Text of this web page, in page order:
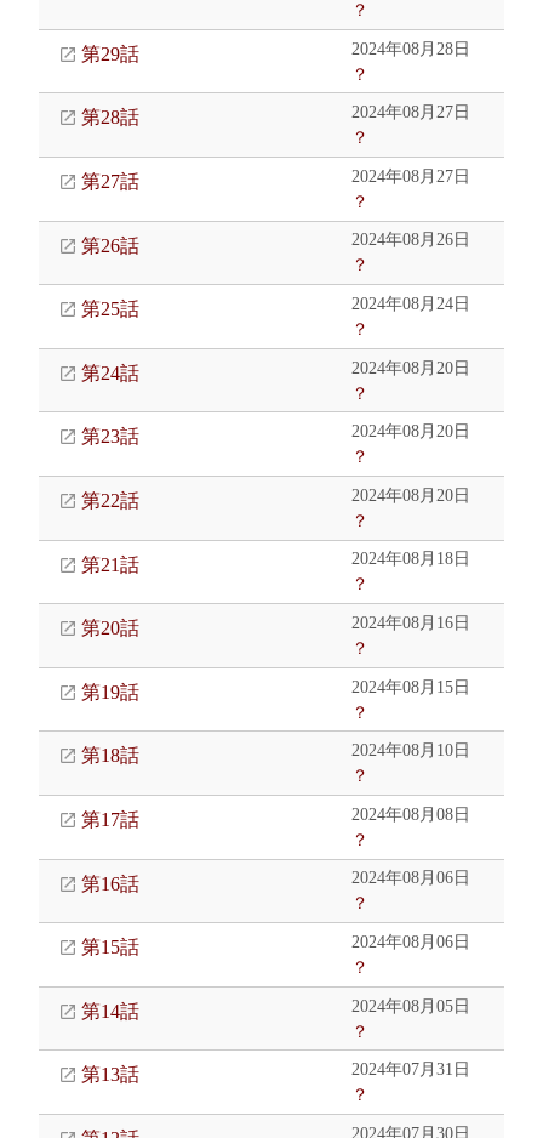
？
第29話
2024年08月28日
？
第28話
2024年08月27日
？
第27話
2024年08月27日
？
第26話
2024年08月26日
？
第25話
2024年08月24日
？
第24話
2024年08月20日
？
第23話
2024年08月20日
？
第22話
2024年08月20日
？
第21話
2024年08月18日
？
第20話
2024年08月16日
？
第19話
2024年08月15日
？
第18話
2024年08月10日
？
第17話
2024年08月08日
？
第16話
2024年08月06日
？
第15話
2024年08月06日
？
第14話
2024年08月05日
？
第13話
2024年07月31日
？
2024年07月30日